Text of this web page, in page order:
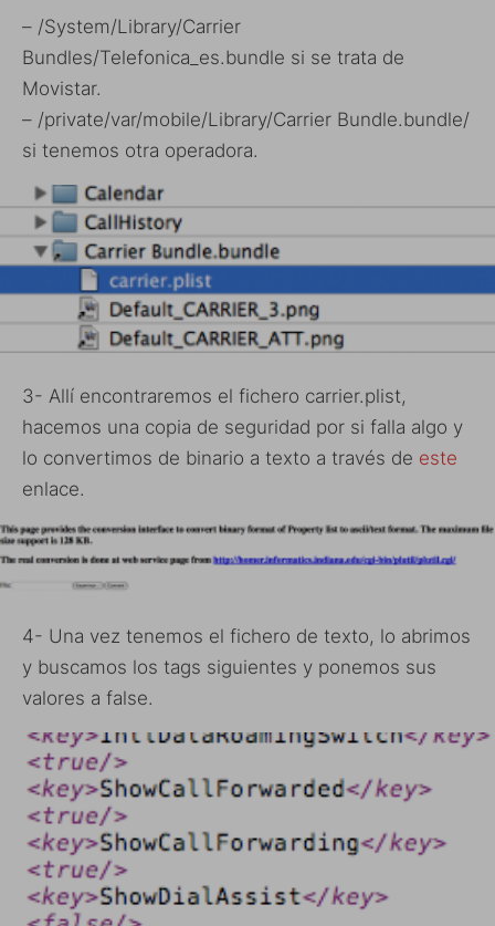
– /System/Library/Carrier
Bundles/Telefonica_es.bundle si se trata de
Movistar.
– /private/var/mobile/Library/Carrier Bundle.bundle/
si tenemos otra operadora.
3- Allí encontraremos el fichero carrier.plist,
hacemos una copia de seguridad por si falla algo y
lo convertimos de binario a texto a través de este
enlace.
4- Una vez tenemos el fichero de texto, lo abrimos
y buscamos los tags siguientes y ponemos sus
valores a false.